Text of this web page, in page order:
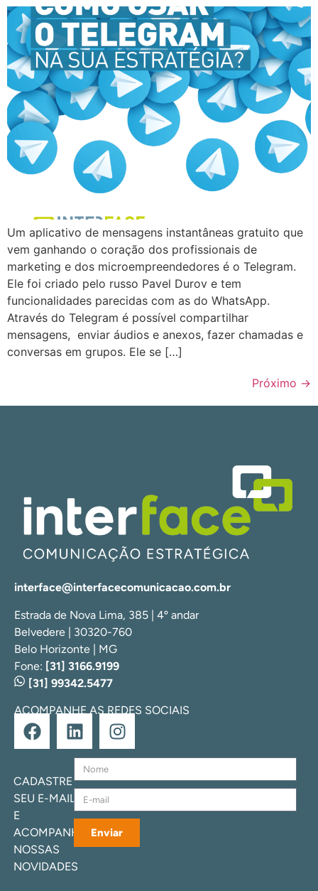
Um aplicativo de mensagens instantâneas gratuito que
vem ganhando o coração dos profissionais de
marketing e dos microempreendedores é o Telegram.
Ele foi criado pelo russo Pavel Durov e tem
funcionalidades parecidas com as do WhatsApp.
Através do Telegram é possível compartilhar
mensagens, enviar áudios e anexos, fazer chamadas e
conversas em grupos. Ele se […]
Próximo →
interface@interfacecomunicacao.com.br
Estrada de Nova Lima, 385 | 4º andar
Belvedere | 30320-760
Belo Horizonte | MG
Fone: [31] 3166.9199
[31] 99342.5477
ACOMPANHE AS REDES SOCIAIS
CADASTRE
SEU E-MAIL
E
ACOMPANHE
NOSSAS
NOVIDADES
Enviar